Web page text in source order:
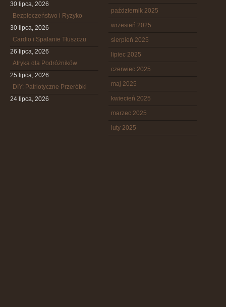
30 lipca, 2026
Bezpieczeństwo i Ryzyko
30 lipca, 2026
Cardio i Spalanie Tłuszczu
26 lipca, 2026
Afryka dla Podróżników
25 lipca, 2026
DIY: Patriotyczne Przeróbki
24 lipca, 2026
październik 2025
wrzesień 2025
sierpień 2025
lipiec 2025
czerwiec 2025
maj 2025
kwiecień 2025
marzec 2025
luty 2025